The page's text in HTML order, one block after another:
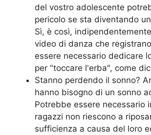
del vostro adolescente
pericolo se sta diventando
Sì, è così,
video di danza che
essere necessario dedicare
per "toccare l'erba", come
Stanno perdendo il sonno?
hanno bisogno di un sonno
Potrebbe essere necessario
ragazzi non riescono a
sufficienza a causa del loro